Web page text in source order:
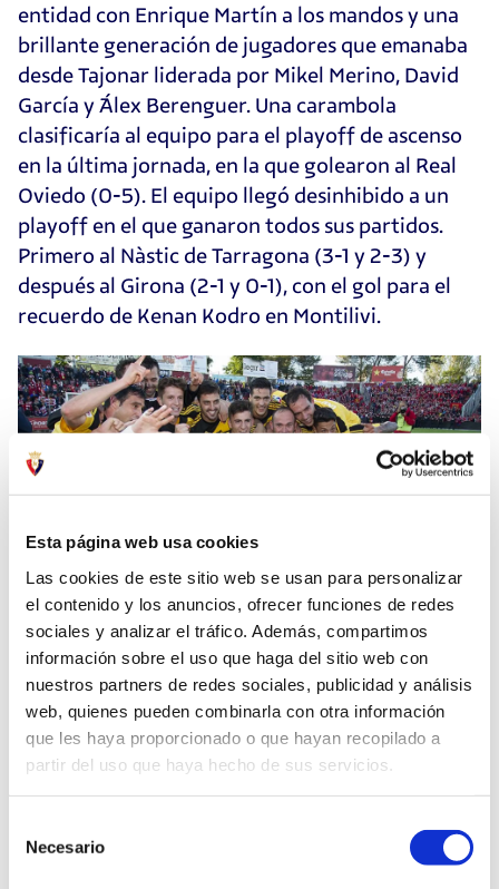
Esta página web usa cookies
Las cookies de este sitio web se usan para personalizar
el contenido y los anuncios, ofrecer funciones de redes
sociales y analizar el tráfico. Además, compartimos
información sobre el uso que haga del sitio web con
nuestros partners de redes sociales, publicidad y análisis
web, quienes pueden combinarla con otra información
que les haya proporcionado o que hayan recopilado a
partir del uso que haya hecho de sus servicios.
Necesario
entidad con Enrique Martín a los mandos y una
brillante generación de jugadores que emanaba
desde Tajonar liderada por Mikel Merino, David
García y Álex Berenguer. Una carambola
clasificaría al equipo para el playoff de ascenso
en la última jornada, en la que golearon al Real
Oviedo (0-5). El equipo llegó desinhibido a un
playoff en el que ganaron todos sus partidos.
Primero al Nàstic de Tarragona (3-1 y 2-3) y
después al Girona (2-1 y 0-1), con el gol para el
recuerdo de Kenan Kodro en Montilivi.
4 de junio de 2016. Osasuna regresaba a Primera contra todo pronóstico.
Aquel día se impuso en Girona (0-1) gracias a gol de Kenan Kodro y
partidos.
El ingreso por los derechos audiovisuales de la
debilitado económicamente y se había visto